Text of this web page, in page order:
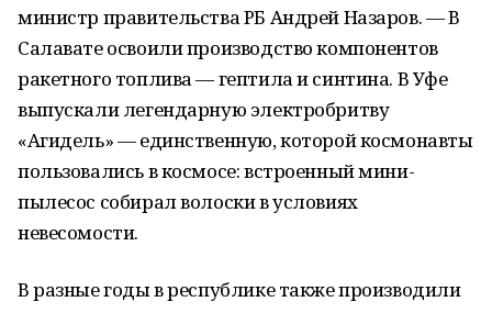
министр правительства РБ Андрей Назаров. — В
Салавате освоили производство компонентов
ракетного топлива — гептила и синтина. В Уфе
выпускали легендарную электробритву
«Агидель» — единственную, которой космонавты
пользовались в космосе: встроенный мини-
пылесос собирал волоски в условиях
невесомости.
В разные годы в республике также производили